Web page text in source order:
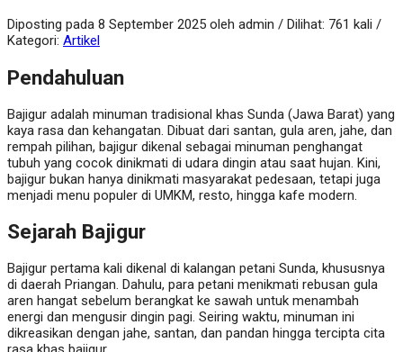
Diposting pada 8 September 2025 oleh admin / Dilihat: 761 kali /
Kategori: Artikel
Pendahuluan
Bajigur adalah minuman tradisional khas Sunda (Jawa Barat) yang
kaya rasa dan kehangatan. Dibuat dari santan, gula aren, jahe, dan
rempah pilihan, bajigur dikenal sebagai minuman penghangat
tubuh yang cocok dinikmati di udara dingin atau saat hujan. Kini,
bajigur bukan hanya dinikmati masyarakat pedesaan, tetapi juga
menjadi menu populer di UMKM, resto, hingga kafe modern.
Sejarah Bajigur
Bajigur pertama kali dikenal di kalangan petani Sunda, khususnya
di daerah Priangan. Dahulu, para petani menikmati rebusan gula
aren hangat sebelum berangkat ke sawah untuk menambah
energi dan mengusir dingin pagi. Seiring waktu, minuman ini
dikreasikan dengan jahe, santan, dan pandan hingga tercipta cita